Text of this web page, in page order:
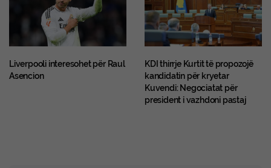
Liverpooli interesohet për Raul
Asencion
KDI thirrje Kurtit të propozojë
kandidatin për kryetar
Kuvendi: Negociatat për
president i vazhdoni pastaj